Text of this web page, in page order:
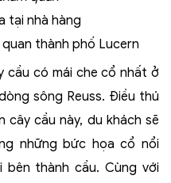
tại nhà hàng
thành phố Lucern
cầu có mái che cổ nhất ở
sông Reuss. Điều thú
cây cầu này, du khách sẽ
những bức họa cổ nổi
thành cầu. Cùng với